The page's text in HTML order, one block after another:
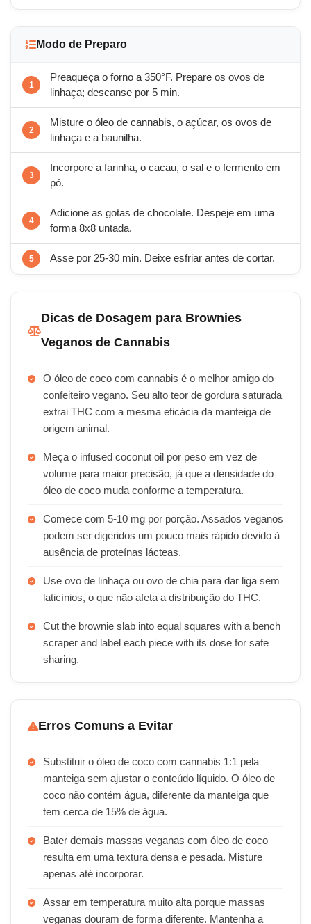
Modo de Preparo
Preaqueça o forno a 350°F. Prepare os ovos de
linhaça; descanse por 5 min.
Misture o óleo de cannabis, o açúcar, os ovos de
linhaça e a baunilha.
Incorpore a farinha, o cacau, o sal e o fermento em
pó.
Adicione as gotas de chocolate. Despeje em uma
forma 8x8 untada.
Asse por 25-30 min. Deixe esfriar antes de cortar.
Dicas de Dosagem para Brownies
Veganos de Cannabis
O óleo de coco com cannabis é o melhor amigo do
confeiteiro vegano. Seu alto teor de gordura saturada
extrai THC com a mesma eficácia da manteiga de
origem animal.
Meça o infused coconut oil por peso em vez de
volume para maior precisão, já que a densidade do
óleo de coco muda conforme a temperatura.
Comece com 5-10 mg por porção. Assados veganos
podem ser digeridos um pouco mais rápido devido à
ausência de proteínas lácteas.
Use ovo de linhaça ou ovo de chia para dar liga sem
laticínios, o que não afeta a distribuição do THC.
Cut the brownie slab into equal squares with a bench
scraper and label each piece with its dose for safe
sharing.
Erros Comuns a Evitar
Substituir o óleo de coco com cannabis 1:1 pela
manteiga sem ajustar o conteúdo líquido. O óleo de
coco não contém água, diferente da manteiga que
tem cerca de 15% de água.
Bater demais massas veganas com óleo de coco
resulta em uma textura densa e pesada. Misture
apenas até incorporar.
Assar em temperatura muito alta porque massas
veganas douram de forma diferente. Mantenha a